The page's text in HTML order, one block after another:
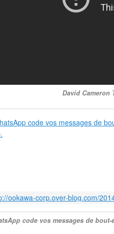
David Cameron
code vos messages de